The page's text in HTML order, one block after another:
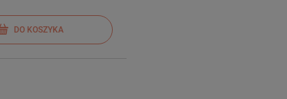
DO KOSZYKA